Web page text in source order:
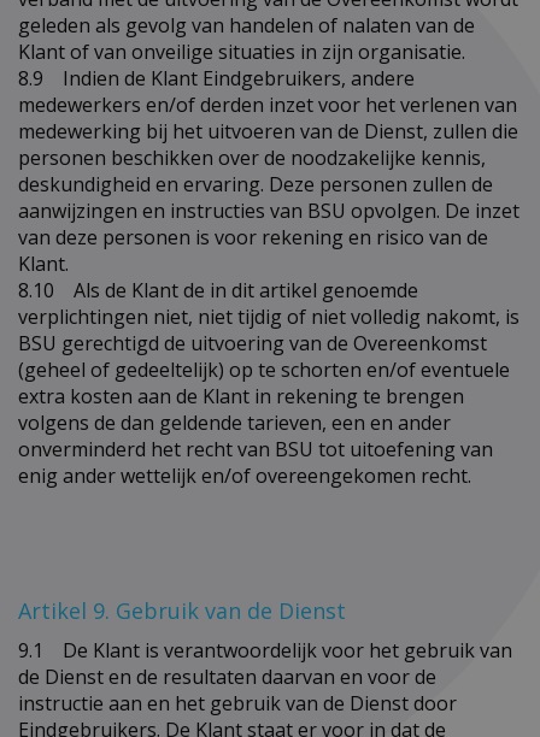
geleden als gevolg van handelen of nalaten van de
Klant of van onveilige situaties in zijn organisatie.
8.9 Indien de Klant Eindgebruikers, andere
medewerkers en/of derden inzet voor het verlenen van
medewerking bij het uitvoeren van de Dienst, zullen die
personen beschikken over de noodzakelijke kennis,
deskundigheid en ervaring. Deze personen zullen de
aanwijzingen en instructies van BSU opvolgen. De inzet
van deze personen is voor rekening en risico van de
Klant.
8.10 Als de Klant de in dit artikel genoemde
verplichtingen niet, niet tijdig of niet volledig nakomt, is
BSU gerechtigd de uitvoering van de Overeenkomst
(geheel of gedeeltelijk) op te schorten en/of eventuele
extra kosten aan de Klant in rekening te brengen
volgens de dan geldende tarieven, een en ander
onverminderd het recht van BSU tot uitoefening van
enig ander wettelijk en/of overeengekomen recht.
Artikel 9. Gebruik van de Dienst
9.1 De Klant is verantwoordelijk voor het gebruik van
de Dienst en de resultaten daarvan en voor de
instructie aan en het gebruik van de Dienst door
Eindgebruikers. De Klant staat er voor in dat de